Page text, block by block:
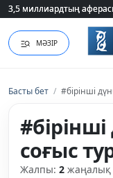
3,5 миллиардтың
3,5 миллиардтың
МӘЗІР
Басты бет / #бірінші
соғыс
Жалпы: 2 жаңалық